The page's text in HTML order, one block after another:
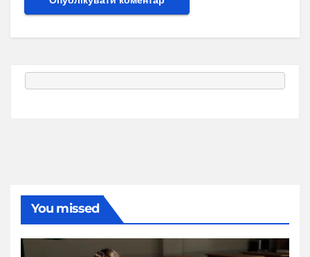
You missed